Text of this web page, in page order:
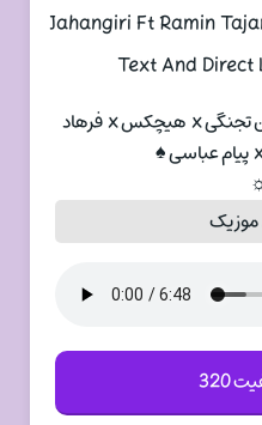
Jahangiri Ft Ramin
Text And Direct
1 - ریمیکس ترکیبی تیرگی ♦️ رامین تجنگی x هیچکس x فرهاد
موزیک
320